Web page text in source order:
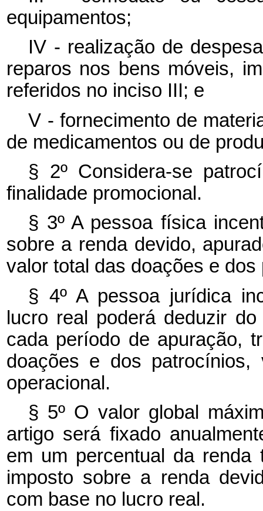
equipamentos;
IV - realização de
reparos nos bens móveis,
referidos no inciso III; e
V - fornecimento de
de medicamentos ou de
§ 2º Considera-se
finalidade promocional.
§ 3º A pessoa física
sobre a renda devido,
valor total das doações e dos
§ 4º A pessoa jurídica
lucro real poderá deduzir
cada período de apuração,
doações e dos patrocínios,
operacional.
§ 5º O valor global
artigo será fixado
em um percentual da
imposto sobre a renda
com base no lucro real.